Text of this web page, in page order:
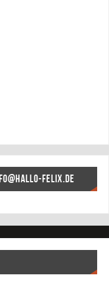
FELIX.DE